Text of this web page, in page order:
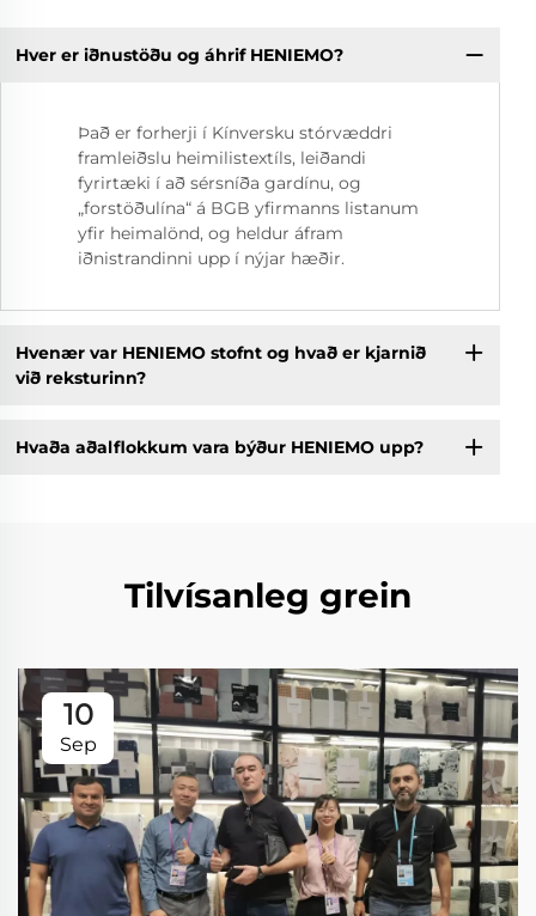
Hver er iðnustöðu og áhrif HENIEMO?
Það er forherji í Kínversku stórvæddri
framleiðslu heimilistextíls, leiðandi
fyrirtæki í að sérsníða gardínu, og
„forstöðulína“ á BGB yfirmanns listanum
yfir heimalönd, og heldur áfram
iðnistrandinni upp í nýjar hæðir.
Hvenær var HENIEMO stofnt og hvað er kjarnið
við reksturinn?
Hvaða aðalflokkum vara býður HENIEMO upp?
Tilvísanleg grein
10
Sep